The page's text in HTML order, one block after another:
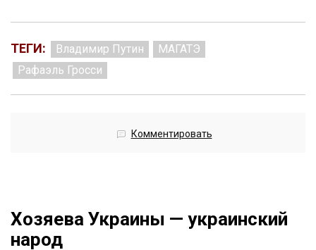
ТЕГИ: Владимир Путин
МАГАТЭ
Рафаэль Гросси
Комментировать
Хозяева Украины — украинский
народ